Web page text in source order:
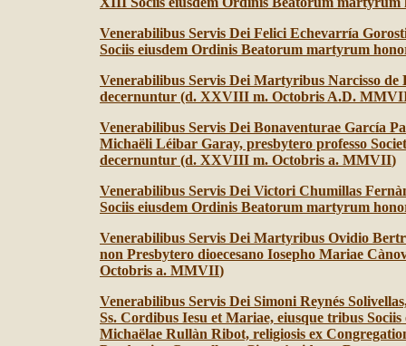
Venerabilibus Servis Dei Felici Echevarría
Sociis eiusdem Ordinis Beatorum martyrum
Venerabilibus Servis Dei Martyribus Narcisso de
decernuntur (d. XXVIII m. Octobris A.D.
Venerabilibus Servis Dei Bonaventurae García
Michaëli Léibar Garay, presbytero professo
decernuntur (d. XXVIII m. Octobris a. MMVII)
Venerabilibus Servis Dei Victori Chumillas
Sociis eiusdem Ordinis Beatorum martyrum
Venerabilibus Servis Dei Martyribus Ovidio
non Presbytero dioecesano Iosepho Mariae
Octobris a. MMVII)
Venerabilibus Servis Dei Simoni Reynés
Ss. Cordibus Iesu et Mariae, eiusque tribus
Michaëlae Rullàn Ribot, religiosis ex